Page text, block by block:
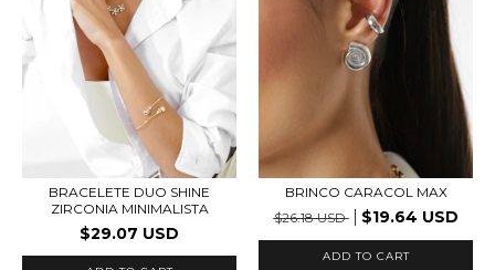
BRACELETE DUO SHINE
ZIRCONIA MINIMALISTA
$29.07 USD
BRINCO CARACOL MAX
$26.18 USD
$19.64 USD
ADD TO CART